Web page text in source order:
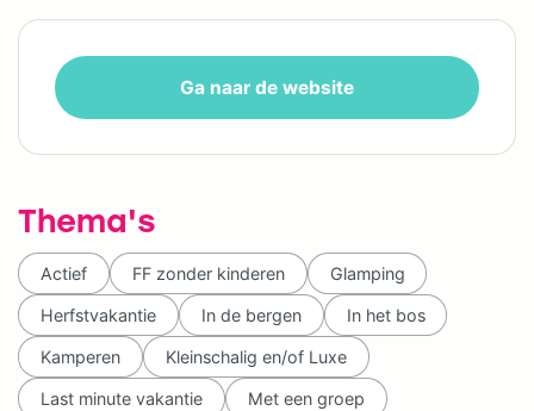
Ga naar de website
Thema's
Actief FF zonder kinderen Glamping
Herfstvakantie In de bergen In het bos
Kamperen Kleinschalig en/of Luxe
Last minute vakantie Met een groep